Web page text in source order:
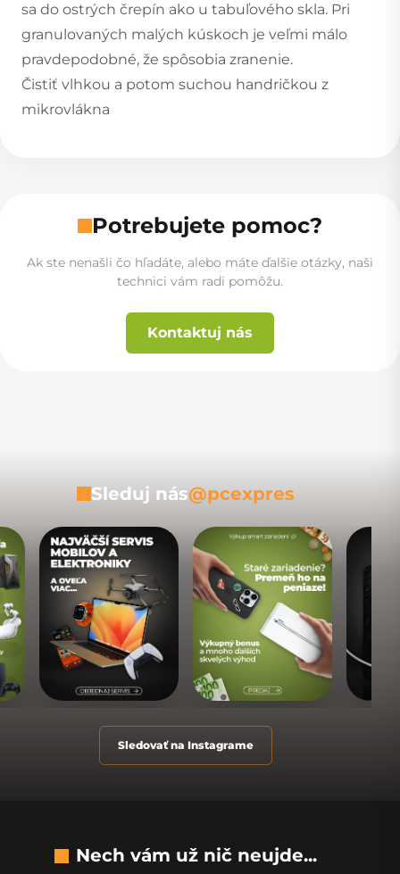
sa do ostrých črepín ako u tabuľového skla. Pri
granulovaných malých kúskoch je veľmi málo
pravdepodobné, že spôsobia zranenie.
Čistiť vlhkou a potom suchou handričkou z
mikrovlákna
Potrebujete pomoc?
Ak ste nenašli čo hľadáte, alebo máte ďalšie otázky, naši
technici vám radi pomôžu.
Kontaktuj nás
Sleduj nás@pcexpres
Sledovať na Instagrame
Nech vám už nič neujde...